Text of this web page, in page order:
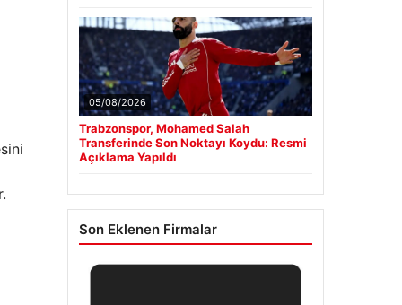
05/08/2026
Trabzonspor, Mohamed Salah
Transferinde Son Noktayı Koydu: Resmi
Açıklama Yapıldı
Son Eklenen Firmalar